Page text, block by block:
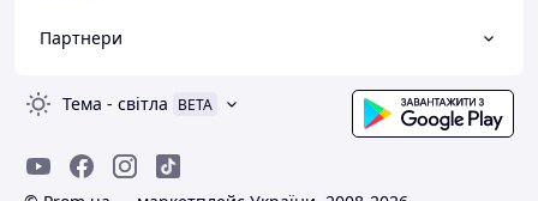
Партнери
Тема - світла BETA